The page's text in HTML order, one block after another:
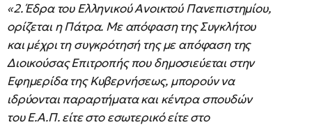
«2. Έδρα του Ελληνικού Ανοικτού Πανεπιστημίου,
ορίζεται η Πάτρα. Με απόφαση της Συγκλήτου
και μέχρι τη συγκρότησή της με απόφαση της
Διοικούσας Επιτροπής που δημοσιεύεται στην
Εφημερίδα της Κυβερνήσεως, μπορούν να
ιδρύονται παραρτήματα και κέντρα σπουδών
του Ε.Α.Π. είτε στο εσωτερικό είτε στο